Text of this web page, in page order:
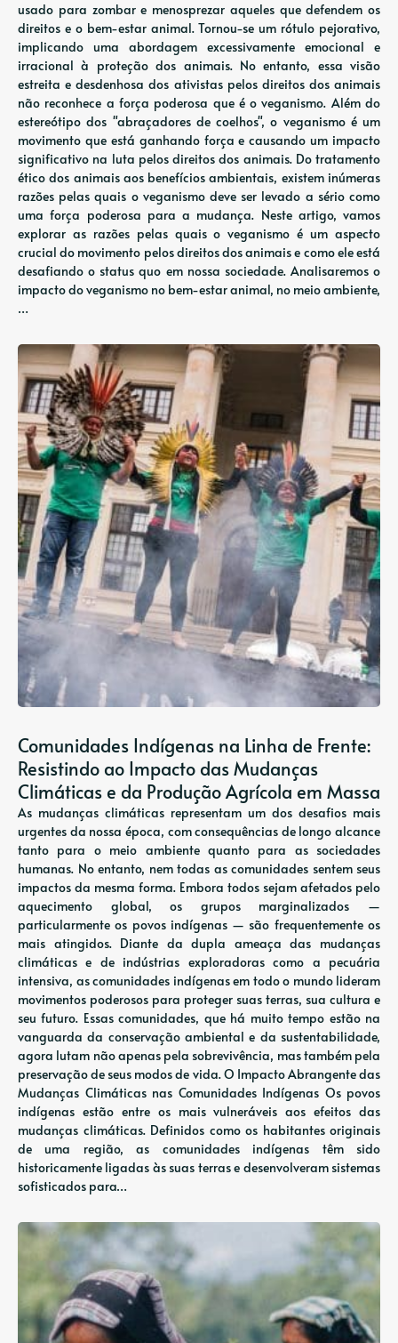
usado para zombar e menosprezar aqueles que defendem os
direitos e o bem-estar animal. Tornou-se um rótulo pejorativo,
implicando uma abordagem excessivamente emocional e
irracional à proteção dos animais. No entanto, essa visão
estreita e desdenhosa dos ativistas pelos direitos dos animais
não reconhece a força poderosa que é o veganismo. Além do
estereótipo dos "abraçadores de coelhos", o veganismo é um
movimento que está ganhando força e causando um impacto
significativo na luta pelos direitos dos animais. Do tratamento
ético dos animais aos benefícios ambientais, existem inúmeras
razões pelas quais o veganismo deve ser levado a sério como
uma força poderosa para a mudança. Neste artigo, vamos
explorar as razões pelas quais o veganismo é um aspecto
crucial do movimento pelos direitos dos animais e como ele está
desafiando o status quo em nossa sociedade. Analisaremos o
impacto do veganismo no bem-estar animal, no meio ambiente,
…
Comunidades Indígenas na Linha de Frente:
Resistindo ao Impacto das Mudanças
Climáticas e da Produção Agrícola em Massa
As mudanças climáticas representam um dos desafios mais
urgentes da nossa época, com consequências de longo alcance
tanto para o meio ambiente quanto para as sociedades
humanas. No entanto, nem todas as comunidades sentem seus
impactos da mesma forma. Embora todos sejam afetados pelo
aquecimento global, os grupos marginalizados —
particularmente os povos indígenas — são frequentemente os
mais atingidos. Diante da dupla ameaça das mudanças
climáticas e de indústrias exploradoras como a pecuária
intensiva, as comunidades indígenas em todo o mundo lideram
movimentos poderosos para proteger suas terras, sua cultura e
seu futuro. Essas comunidades, que há muito tempo estão na
vanguarda da conservação ambiental e da sustentabilidade,
agora lutam não apenas pela sobrevivência, mas também pela
preservação de seus modos de vida. O Impacto Abrangente das
Mudanças Climáticas nas Comunidades Indígenas Os povos
indígenas estão entre os mais vulneráveis ​​aos efeitos das
mudanças climáticas. Definidos como os habitantes originais
de uma região, as comunidades indígenas têm sido
historicamente ligadas às suas terras e desenvolveram sistemas
sofisticados para…